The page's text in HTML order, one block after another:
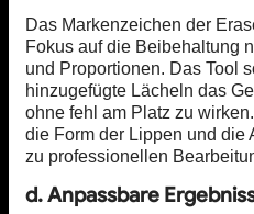
Das Markenzeichen der
Fokus auf die Beibehaltung
und Proportionen. Das Tool
hinzugefügte Lächeln das
ohne fehl am Platz zu
die Form der Lippen und die
zu professionellen
d. Anpassbare